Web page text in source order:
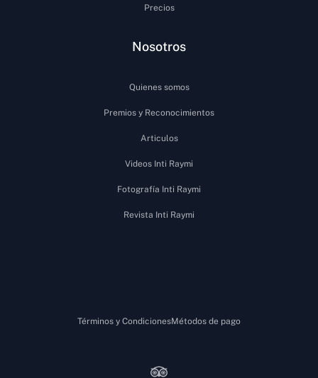
Precios
Nosotros
Quienes somos
Premios y Reconocimientos
Articulos
Videos Inti Raymi
Fotografía Inti Raymi
Revista Inti Raymi
Términos y CondicionesMétodos de pago
Tripadvisor
Facebook
Instagram
Youtube
Tiktok
WhatsApp
Google